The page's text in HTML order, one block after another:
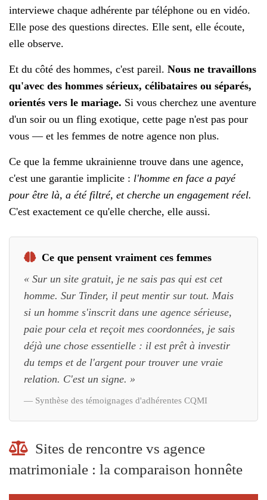
interviewe chaque adhérente par téléphone ou en vidéo.
Elle pose des questions directes. Elle sent, elle écoute,
elle observe.
Et du côté des hommes, c'est pareil. Nous ne travaillons
qu'avec des hommes sérieux, célibataires ou séparés,
orientés vers le mariage. Si vous cherchez une aventure
d'un soir ou un fling exotique, cette page n'est pas pour
vous — et les femmes de notre agence non plus.
Ce que la femme ukrainienne trouve dans une agence,
c'est une garantie implicite : l'homme en face a payé
pour être là, a été filtré, et cherche un engagement réel.
C'est exactement ce qu'elle cherche, elle aussi.
Ce que pensent vraiment ces femmes
« Sur un site gratuit, je ne sais pas qui est cet
homme. Sur Tinder, il peut mentir sur tout. Mais
si un homme s'inscrit dans une agence sérieuse,
paie pour cela et reçoit mes coordonnées, je sais
déjà une chose essentielle : il est prêt à investir
du temps et de l'argent pour trouver une vraie
relation. C'est un signe. »
— Synthèse des témoignages d'adhérentes CQMI
Sites de rencontre vs agence
matrimoniale : la comparaison honnête